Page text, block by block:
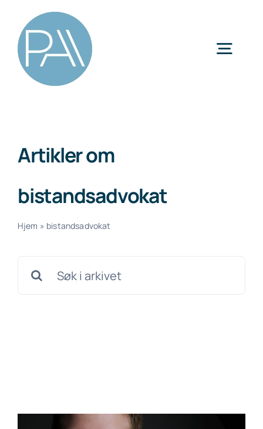
content
Artikler om
bistandsadvokat
Hjem » bistandsadvokat
etter: